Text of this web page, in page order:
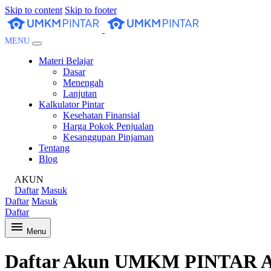
Skip to content Skip to footer
MENU
Materi Belajar
Dasar
Menengah
Lanjutan
Kalkulator Pintar
Kesehatan Finansial
Harga Pokok Penjualan
Kesanggupan Pinjaman
Tentang
Blog
AKUN
Daftar Masuk
Daftar Masuk
Daftar
Menu
Daftar Akun UMKM PINTAR